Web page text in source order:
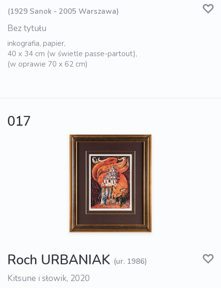
(1929 Sanok - 2005 Warszawa)
Bez tytułu
inkografia, papier,
40 x 34 cm (w świetle passe-partout),
(w oprawie 70 x 62 cm)
017
Roch URBANIAK (ur. 1986)
Kitsune i słowik, 2020